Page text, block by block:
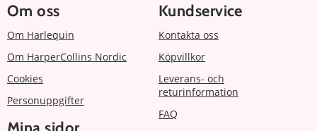
Om oss
Om Harlequin
Om HarperCollins Nordic
Cookies
Personuppgifter
Kundservice
Kontakta oss
Köpvillkor
Leverans- och
returinformation
FAQ